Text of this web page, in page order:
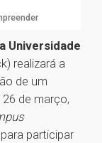
Universidade
realizará a
de um
de março,
participar